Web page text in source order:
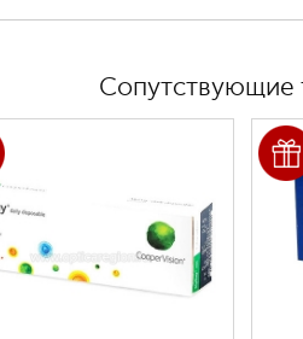
Сопутствующие